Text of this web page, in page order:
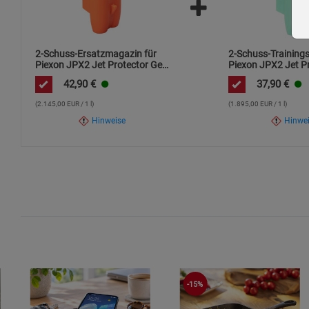
2-Schuss-Ersatzmagazin für
Piexon JPX2 Jet Protector Gen
2
42,90 €
(2.145,00 EUR / 1 l)
Hinweise
2-Schuss-
Piexon JPX2 Jet
2
37,90 €
(1.895,00 EUR / 1 l)
-15%